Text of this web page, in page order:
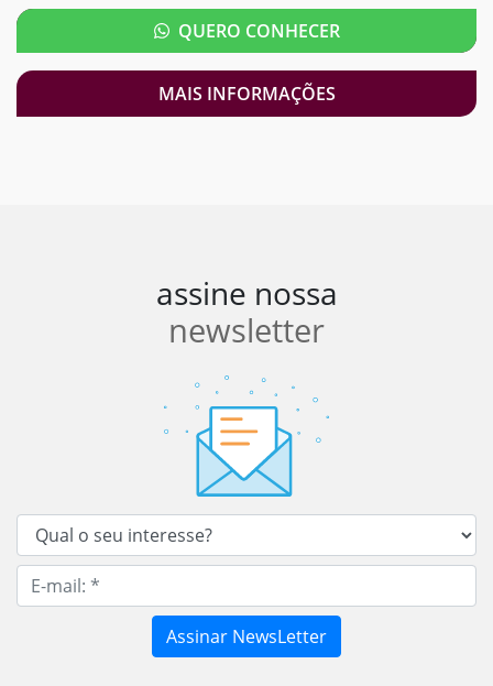
QUERO CONHECER
MAIS INFORMAÇÕES
assine nossa
newsletter